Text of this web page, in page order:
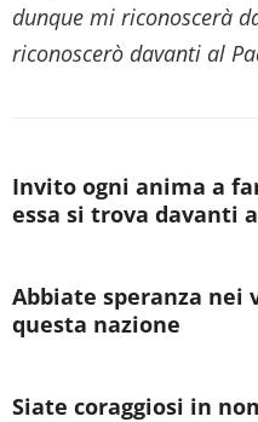
dunque mi riconoscerà
riconoscerò davanti al
Invito ogni anima a
essa si trova davanti
Abbiate speranza nei
questa nazione
Siate coraggiosi in